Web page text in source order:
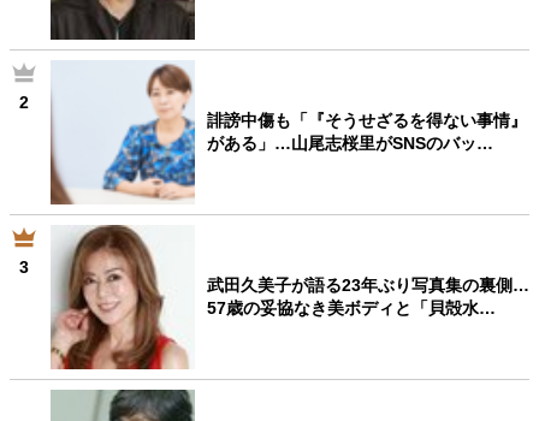
2
誹謗中傷も「『そうせざるを得ない事情』
がある」…山尾志桜里がSNSのバッ…
3
武田久美子が語る23年ぶり写真集の裏側…
57歳の妥協なき美ボディと「貝殻水…